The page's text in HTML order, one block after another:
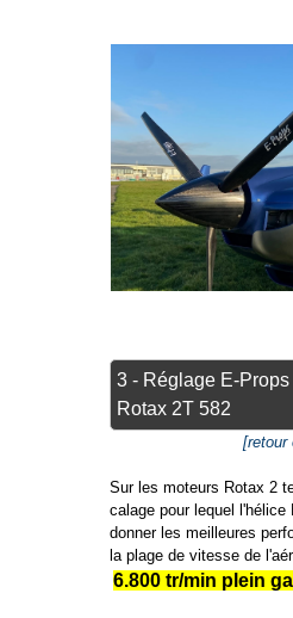
3 - Réglage E-
Rotax 2T 582
[retour
Sur les moteurs Rotax 2
calage pour lequel l'hélice
donner les meilleures
la plage de vitesse de
6.800 tr/min plein